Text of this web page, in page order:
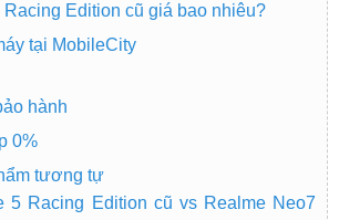
Racing Edition cũ giá bao nhiêu?
tại MobileCity
hành
0%
tương tự
5 Racing Edition cũ vs Realme Neo7